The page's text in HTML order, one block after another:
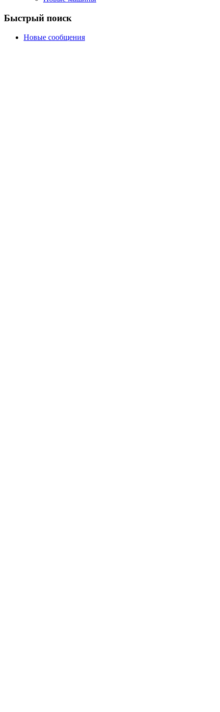
Быстрый поиск
Новые сообщения